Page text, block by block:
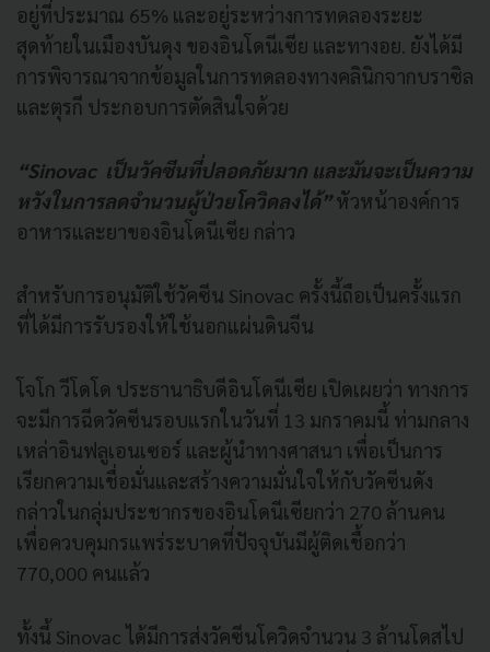
อยู่ที่ประมาณ 65% และอยู่ระหว่างการทดลองระยะ
สุดท้ายในเมืองบันดุง ของอินโดนีเซีย และทางอย. ยังได้มี
การพิจารณาจากข้อมูลในการทดลองทางคลินิกจากบราซิล
และตุรกี ประกอบการตัดสินใจด้วย
“Sinovac เป็นวัคซีนที่ปลอดภัยมาก และมันจะเป็นความ
หวังในการลดจำนวนผู้ป่วยโควิดลงได้”หัวหน้าองค์การ
อาหารและยาของอินโดนีเซีย กล่าว
สำหรับการอนุมัติใช้วัคซีน Sinovac ครั้งนี้ถือเป็นครั้งแรก
ที่ได้มีการรับรองให้ใช้นอกแผ่นดินจีน
โจโก วีโดโด ประธานาธิบดีอินโดนีเซีย เปิดเผยว่า ทางการ
จะมีการฉีดวัคซีนรอบแรกในวันที่ 13 มกราคมนี้ ท่ามกลาง
เหล่าอินฟลูเอนเซอร์ และผู้นำทางศาสนา เพื่อเป็นการ
เรียกความเชื่อมั่นและสร้างความมั่นใจให้กับวัคซีนดัง
กล่าวในกลุ่มประชากรของอินโดนีเซียกว่า 270 ล้านคน
เพื่อควบคุมกรแพร่ระบาดที่ปัจจุบันมีผู้ติดเชื้อกว่า
770,000 คนแล้ว
ทั้งนี้ Sinovac ได้มีการส่งวัคซีนโควิดจำนวน 3 ล้านโดสไป